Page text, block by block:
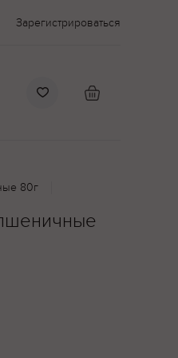
Зарегистрироваться
80г